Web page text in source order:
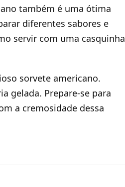
também é uma ótima
diferentes sabores e
servir com uma casquinha
sorvete americano.
gelada. Prepare-se para
a cremosidade dessa